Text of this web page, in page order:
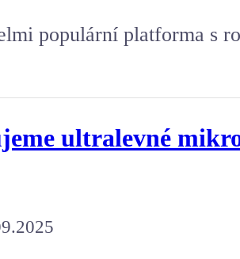
populární platforma s
ultralevné